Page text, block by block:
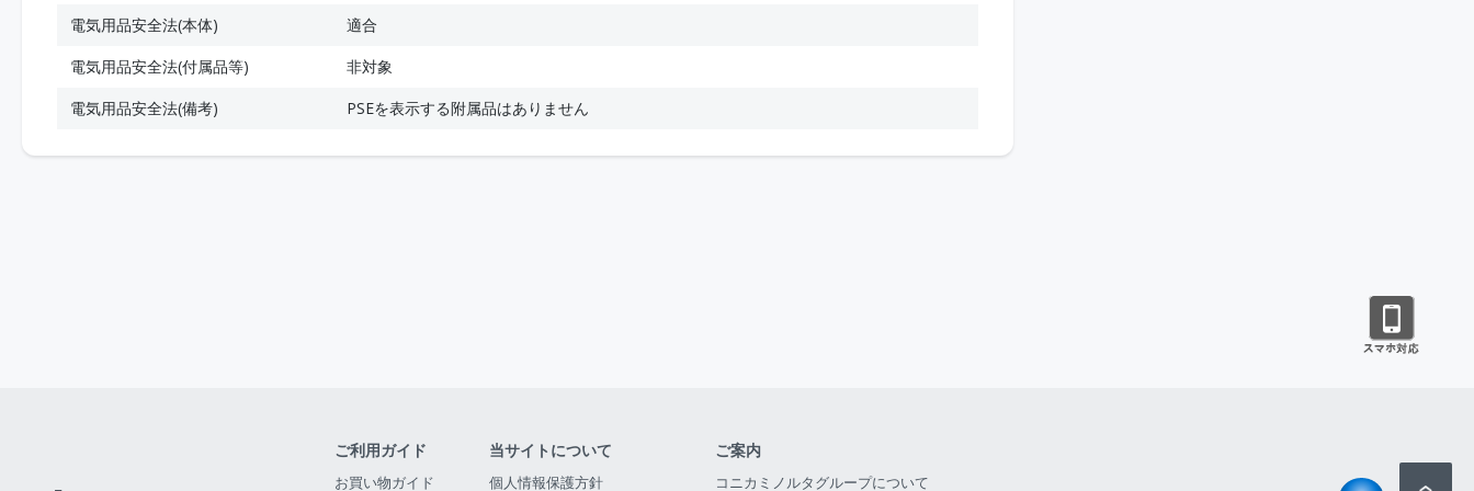
電気用品安全法(本体)
適合
電気用品安全法(付属品等)
非対象
電気用品安全法(備考)
PSEを表示する附属品はありません
ご利用ガイド
お買い物ガイド
当サイトについて
個人情報保護方針
ご案内
コニカミノルタグループについて